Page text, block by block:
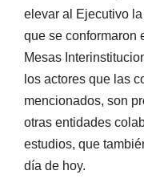
elevar al Ejecutivo
que se conformaron
Mesas
los actores que las
mencionados, son
otras entidades
estudios, que
día de hoy.